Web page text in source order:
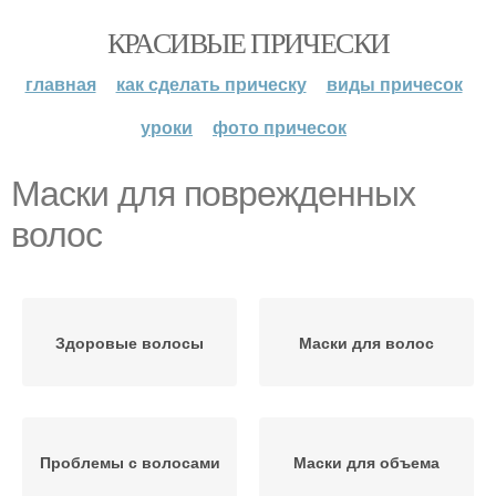
КРАСИВЫЕ ПРИЧЕСКИ
главная как сделать прическу
виды причесок
уроки
фото причесок
Маски для поврежденных
волос
Здоровые волосы Маски для волос
Проблемы с волосами Маски для объема